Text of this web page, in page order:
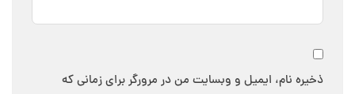
ذخیره نام، ایمیل و وبسایت من در مرورگر برای زمانی که